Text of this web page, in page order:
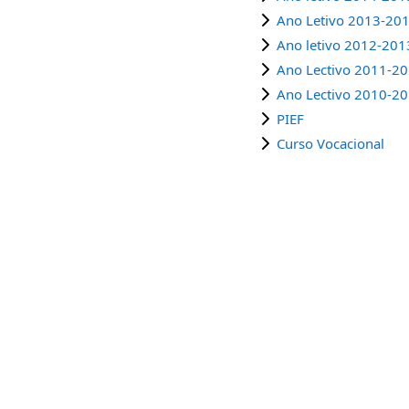
Ano Letivo 2013-
Ano letivo 2012-
Ano Lectivo 2011-
Ano Lectivo 2010-
PIEF
Curso Vocacional